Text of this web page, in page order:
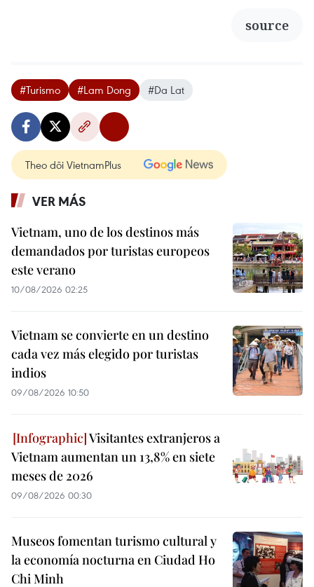
source
#Turismo #Lam Dong #Da Lat
Theo dõi VietnamPlus
VER MÁS
Vietnam, uno de los destinos más
demandados por turistas europeos
este verano
10/08/2026 02:25
Vietnam se convierte en un destino
cada vez más elegido por turistas
indios
09/08/2026 10:50
Visitantes extranjeros a
Vietnam aumentan un 13,8% en siete
meses de 2026
09/08/2026 00:30
Museos fomentan turismo cultural y
la economía nocturna en Ciudad Ho
Chi Minh